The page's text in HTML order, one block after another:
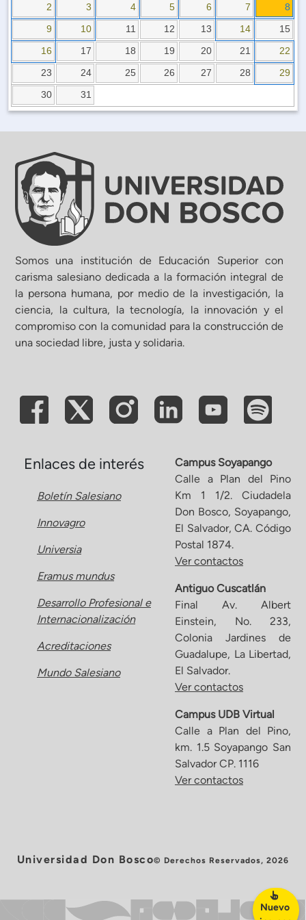
Capacitación Institucional
Estructura organizativa
Académica
Secretaría General
de Gestión Institucional
de Administración y Finanzas
Calidad Académica
Políticas institucionales
Acreditaciones
Boletín de noticias
Publicaciones
2
3 4 5 6 7
8
9
10 11 12 13 14
15
16
17 18 19 20 21
22
23
24 25 26 27 28
29
30
31
Nuevo
Somos una institución de Educación Superior con
carisma salesiano dedicada a la formación integral de
la persona humana, por medio de la investigación, la
ciencia, la cultura, la tecnología, la innovación y el
compromiso con la comunidad para la construcción de
una sociedad libre, justa y solidaria.
Enlaces de interés
Boletín Salesiano
Innovagro
Universia
Eramus mundus
Desarrollo Profesional e
Internacionalización
Acreditaciones
Mundo Salesiano
Campus Soyapango
Calle a Plan del Pino
Km 1 1/2. Ciudadela
Don Bosco, Soyapango,
El Salvador, CA. Código
Postal 1874.
Ver contactos
Antiguo Cuscatlán
Final Av. Albert
Einstein, No. 233,
Colonia Jardines de
Guadalupe, La Libertad,
El Salvador.
Ver contactos
Campus UDB Virtual
Calle a Plan del Pino,
km. 1.5 Soyapango San
Salvador CP. 1116
Ver contactos
Universidad Don Bosco© Derechos Reservados, 2026